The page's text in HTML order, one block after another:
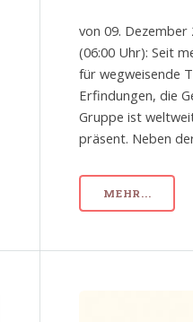
von 09. Dezember
(06:00 Uhr): Seit
für wegweisende
Erfindungen, die
Gruppe ist
präsent. Neben
MEHR...